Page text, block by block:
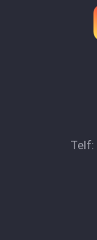
Telf: